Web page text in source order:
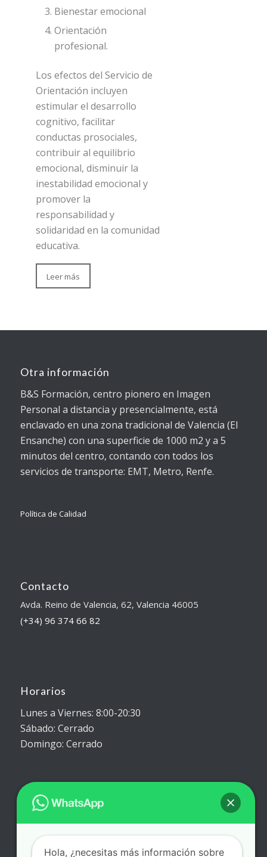
Bienestar emocional
Orientación
profesional.
Los efectos del Servicio de
Orientación incluyen
estimular el desarrollo
cognitivo, facilitar
conductas prosociales,
contribuir al equilibrio
emocional, disminuir la
inestabilidad emocional y
promover la
responsabilidad y
solidaridad en la comunidad
educativa.
Leer más
Otra información
B&S Formación, centro pionero en Imagen
Personal a distancia y presencialmente, está
enclavado en una zona tradicional de Valencia (El
Ensanche) con una superficie de 1000 m2 y a 5
minutos del centro, contando con todos los
servicios de transporte: EMT, Metro, Renfe.
Política de Calidad
Contacto
Avda. Reino de Valencia, 62, Valencia 46005
(+34) 96 374 66 82
Horarios
Lunes a Viernes: 8:00-20:30
Sábado: Cerrado
Domingo: Cerrado
Trabaja con Nosotros
Envíanos tu currículum a través de este formulario
Hola, ¿necesitas más información sobre